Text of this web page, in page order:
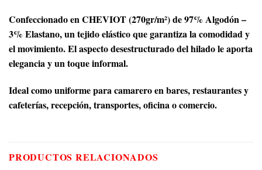
Confeccionado en CHEVIOT (270gr/m²) de 97% Algodón –
3% Elastano, un tejido elástico que garantiza la comodidad y
el movimiento. El aspecto desestructurado del hilado le aporta
elegancia y un toque informal.
Ideal como uniforme para camarero en bares, restaurantes y
cafeterías, recepción, transportes, oficina o comercio.
PRODUCTOS RELACIONADOS